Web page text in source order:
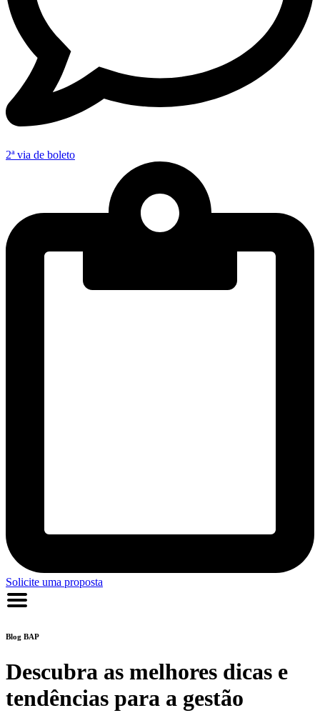
2ª via de boleto
Solicite uma proposta
Blog BAP
Descubra as melhores dicas e
tendências para a gestão